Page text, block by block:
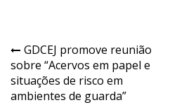
Navegação
de
Post
GDCEJ promove reunião
sobre “Acervos em papel e
situações de risco em
ambientes de guarda”